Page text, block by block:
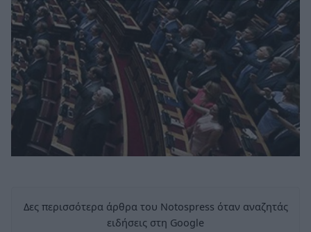
Δες περισσότερα άρθρα του Notospress όταν αναζητάς
ειδήσεις στη Google